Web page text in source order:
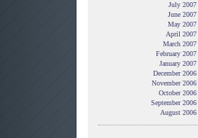
July 2007
June 2007
May 2007
April 2007
March 2007
February 2007
January 2007
December 2006
November 2006
October 2006
September 2006
August 2006